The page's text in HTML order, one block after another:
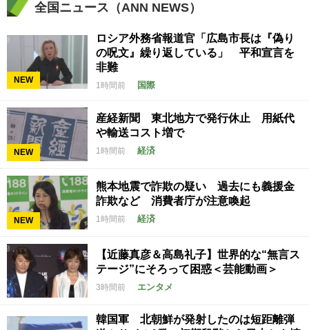
全国ニュース（ANN NEWS）
NEW
ロシア外務省報道官「広島市長は『偽り
の呪文』繰り返している」 平和宣言を
非難
1時間前 国際
NEW
産経新聞 東北地方で発行休止 用紙代
や輸送コスト増で
1時間前 経済
NEW
熊本地震で詐欺の疑い 過去にも義援金
詐欺など 消費者庁が注意喚起
1時間前 経済
【近藤真彦＆高島礼子】世界的な“無言ス
テージ”にそろって困惑＜芸能動画＞
3時間前 エンタメ
韓国軍 北朝鮮が発射したのは短距離弾